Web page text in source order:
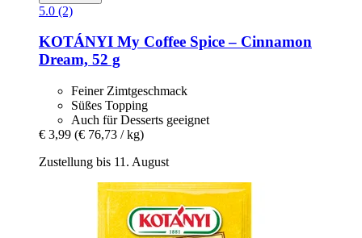
5.0 (2)
KOTÁNYI My Coffee Spice – Cinnamon
Dream, 52 g
Feiner Zimtgeschmack
Süßes Topping
Auch für Desserts geeignet
€ 3,99 (€ 76,73 / kg)
Zustellung bis 11. August